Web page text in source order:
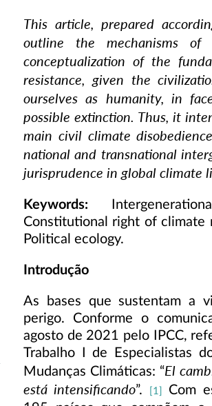
This article, prepared
outline the mechanisms
conceptualization of the
resistance, given the
ourselves as humanity, in
possible extinction. Thus, it
main civil climate
national and transnational
jurisprudence in global climate
Keywords:
Constitutional right of climate
Political ecology.
Introdução
As bases que sustentam a
perigo. Conforme o
agosto de 2021 pelo IPCC,
Trabalho I de Especialistas
Mudanças Climáticas: “El
está intensificando”. [1]
Com